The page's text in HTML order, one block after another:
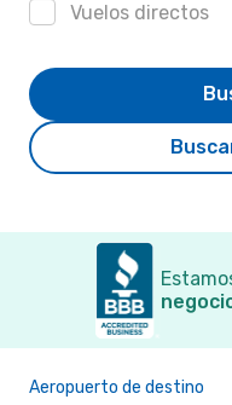
Vuelos directos
Aeropuerto de destino